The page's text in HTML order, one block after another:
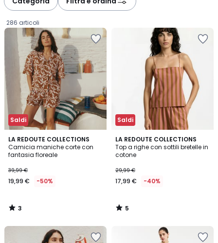
286 articoli
Saldi
LA REDOUTE COLLECTIONS
Camicia maniche corte con
fantasia floreale
€
Invece
39,99
€
39,99 €
19,99 € -50%
3
/
5
3
/
Saldi
LA REDOUTE COLLECTIONS
Top a righe con sottili bretelle in
cotone
29,99 €
17,99 € -40%
5
/
5
5
/